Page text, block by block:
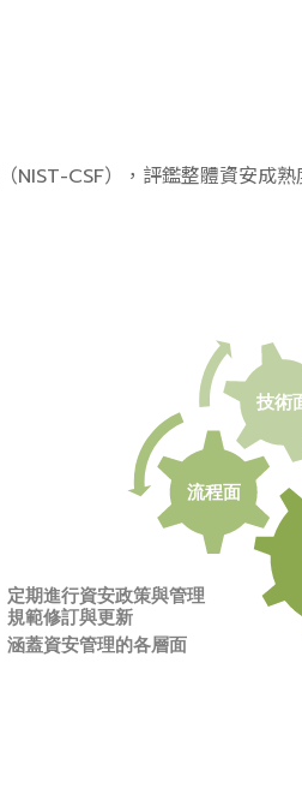
NIST-CSF），評鑑整體資安成